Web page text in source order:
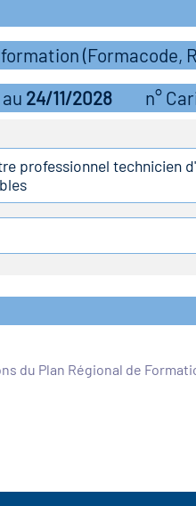
(Formacode,
au 24/11/2028 n°
professionnel technicien
du Plan Régional de